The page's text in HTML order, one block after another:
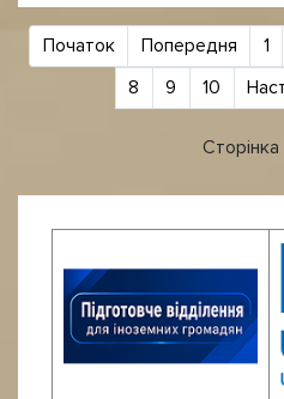
Початок Попередня 1
8
9 10
Сторінка